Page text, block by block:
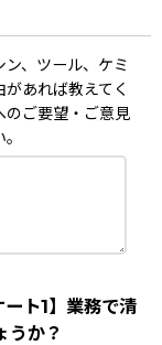
、ツール、ケミ
あれば教えてく
のご要望・ご意見
ト1】業務で清
うか？